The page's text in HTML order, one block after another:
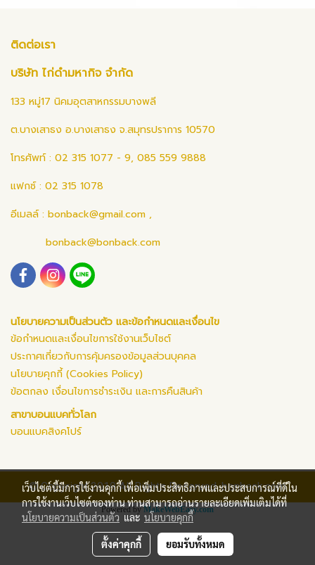
ติดต่อเรา
บริษัท ไก่ดำมหากิจ จำกัด
133 หมู่17 นิคมอุตสาหกรรมบางพลี
ต.บางเสาธง อ.บางเสาธง จ.สมุทรปราการ 10570
โทรศัพท์ : 02 315 1077 - 9, 085 559 9888
แฟกซ์ : 02 315 1078
อีเมลล์ : bonback@gmail.com ,
bonback@bonback.com
นโยบายความเป็นส่วนตัว และข้อกำหนดและเงื่อนไข
ข้อกำหนดและเงื่อนไขการใช้งานเว็บไซต์
ประกาศเกี่ยวกับการคุ้มครองข้อมูลส่วนบุคคล
นโยบายคุกกี้ (Cookies Policy)
ข้อตกลง เงื่อนไขการชำระเงิน และการคืนสินค้า
สาขาบอนแบคทั่วโลก
บอนแบคสิงคโปร์
© Copyright 2019 All Rights Reserved. bonback.com
Powered byMakeWebEasy.com
เว็บไซต์นี้มีการใช้งานคุกกี้ เพื่อเพิ่มประสิทธิภาพและประสบการณ์ที่ดีใน
การใช้งานเว็บไซต์ของท่าน ท่านสามารถอ่านรายละเอียดเพิ่มเติมได้ที่
นโยบายความเป็นส่วนตัว และ นโยบายคุกกี้
ตั้งค่าคุกกี้ ยอมรับทั้งหมด